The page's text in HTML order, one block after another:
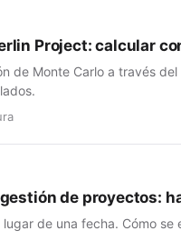
Project: calcular
de Monte Carlo a través
de proyectos:
de una fecha. Cómo